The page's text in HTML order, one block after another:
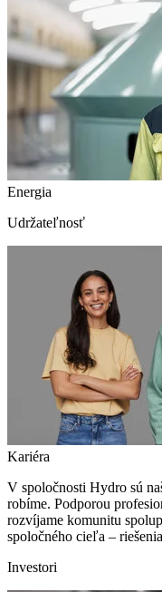
Energia
Udržateľnosť
Kariéra
V spoločnosti Hydro sú
robíme. Podporou
rozvíjame komunitu
spoločného cieľa –
Investori